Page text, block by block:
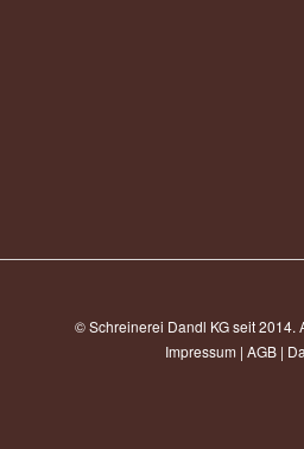
© Schreinerei Dandl KG seit 2014.
Impressum | AGB|